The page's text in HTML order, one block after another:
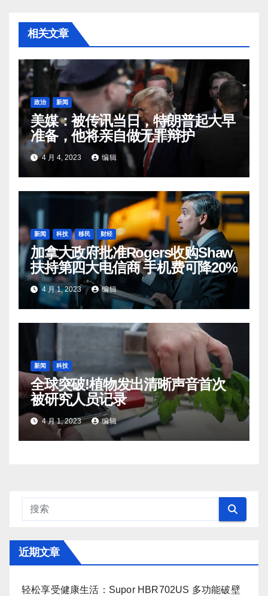
相关文章
政治 新闻
美媒：被传讯当日，特朗普起大早
准备，他将亲自做无罪辩护
4 月 4, 2023 编辑
新闻 科技 移民 财经
加拿大政府批准Rogers收购Shaw
扶持第四大电信商 手机费可降20%
4 月 1, 2023 编辑
新闻 科技
全球突破!植物发出清晰声音首次
被研究人员记录
4 月 1, 2023 编辑
近期文章
轻松享受健康生活：Supor HBR702US 多功能破壁